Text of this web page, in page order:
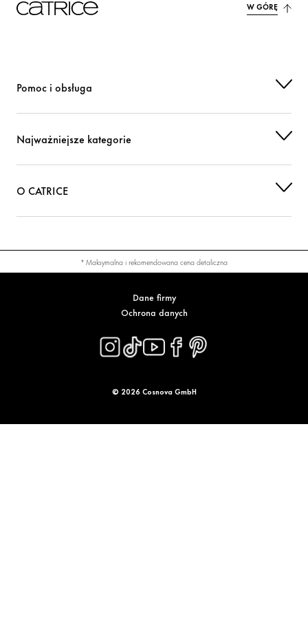
W GÓRĘ
Pomoc i obsługa
Najważniejsze kategorie
O CATRICE
* Maksymalna i rekomendowana cena detaliczna
Dane firmy
Ochrona danych
© 2026 Cosnova GmbH